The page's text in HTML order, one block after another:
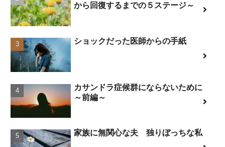
から回復するまでの５ステージ～
ショックだった医師からの手紙
カサンドラ症候群にならないために
～前編～
家族に無関心な夫 独りぼっちな私